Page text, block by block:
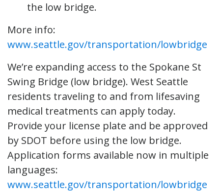
the low bridge.
More info:
www.seattle.gov/transportation/lowbridge
We’re expanding access to the Spokane St
Swing Bridge (low bridge). West Seattle
residents traveling to and from lifesaving
medical treatments can apply today.
Provide your license plate and be approved
by SDOT before using the low bridge.
Application forms available now in multiple
languages:
www.seattle.gov/transportation/lowbridge